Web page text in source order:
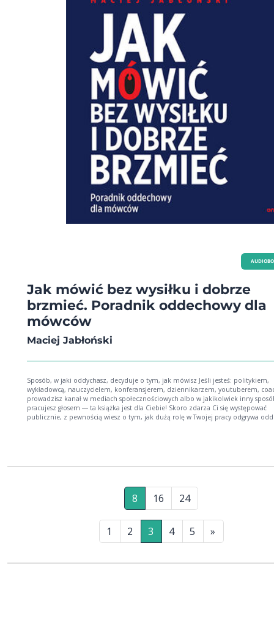
więcej. Program polega między innymi na znalezieniu właściwego punktu
planowaniu zadań i odpowiedniej mobilizacji niezbędnej do ich wykonania.
ciągu jednego tygodnia będziesz dawał z siebie wszystko we wszystkich
życia, odkryjesz, że stać Cię na o wiele więcej, niż początkowo myślałeś, i
nowe, lepsze nawyki.
Jak mówić bez wysiłku i dobrze
brzmieć. Poradnik oddechowy dla
mówców
Maciej Jabłoński
Sposób, w jaki oddychasz, decyduje o tym, jak mówisz Jeśli jesteś: politykiem,
wykładowcą, nauczycielem, konferansjerem, dziennikarzem, youtuberem,
prowadzisz kanał w mediach społecznościowych albo w jakikolwiek inny
pracujesz głosem ― ta książka jest dla Ciebie! Skoro zdarza Ci się występować
publicznie, z pewnością wiesz o tym, jak dużą rolę w Twojej pracy odgrywa
pracę. Poznasz ćwiczenia, które prowadzą do nowego, zdrowego nawyku
oddechowego, poza tym sporo dowiesz się o własnym głosie, o sposobach na
rozwijanie jego barwy, uzyskiwanie odpowiedniego tembru, jakości i dynamiki
mówienia. Zaczniemy jednak od podstaw. Zatem: wdech, wydech ― i zaczynamy
8 16 24
1 2 3 4 5 »